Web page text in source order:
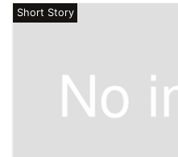
Short Story